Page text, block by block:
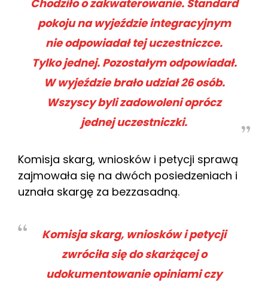
Chodziło o zakwaterowanie. Standard
pokoju na wyjeździe integracyjnym
nie odpowiadał tej uczestniczce.
Tylko jednej. Pozostałym odpowiadał.
W wyjeździe brało udział 26 osób.
Wszyscy byli zadowoleni oprócz
jednej uczestniczki.
Komisja skarg, wniosków i petycji sprawą
zajmowała się na dwóch posiedzeniach i
uznała skargę za bezzasadną.
Komisja skarg, wniosków i petycji
zwróciła się do skarżącej o
udokumentowanie opiniami czy